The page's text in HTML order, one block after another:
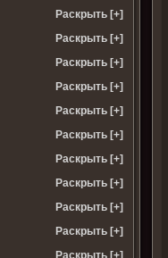
Раскрыть [+]
Раскрыть [+]
Раскрыть [+]
Раскрыть [+]
Раскрыть [+]
Раскрыть [+]
Раскрыть [+]
Раскрыть [+]
Раскрыть [+]
Раскрыть [+]
Раскрыть [+]